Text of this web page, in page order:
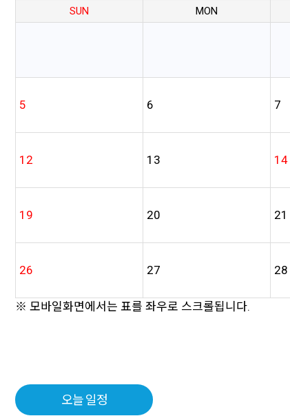
SUN MON
5 6 7
12 13 14
19 20 21
26 27 28
※ 모바일화면에서는 표를 좌우로 스크롤됩니다.
오늘 일정